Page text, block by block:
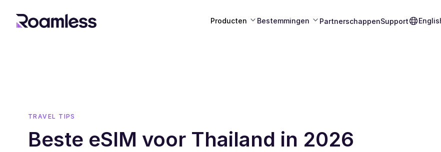
Producten Bestemmingen PartnerschappenSupport
TRAVEL TIPS
Beste eSIM voor Thailand in 2026